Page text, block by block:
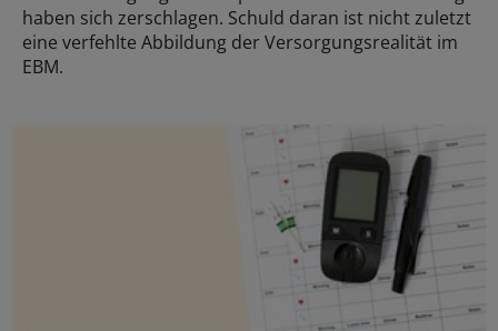
haben sich zerschlagen. Schuld daran ist nicht zuletzt
eine verfehlte Abbildung der Versorgungsrealität im
EBM.